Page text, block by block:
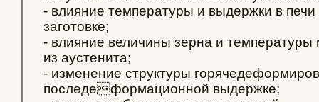
- влияние температуры и выдержки в печи
заготовке;
- влияние величины зерна и
из аустенита;
- изменение структуры
последеформационной выдержке;